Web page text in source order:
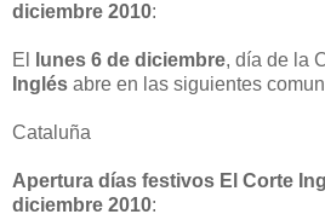
diciembre 2010:
El lunes 6 de diciembre, día de la
Inglés abre en las siguientes
Cataluña
Apertura días festivos El Corte
diciembre 2010: